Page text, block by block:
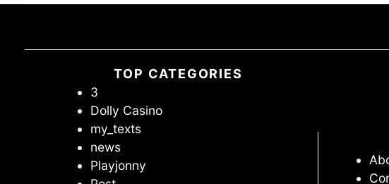
TOP CATEGORIES
3
Dolly Casino
my_texts
news
Playjonny